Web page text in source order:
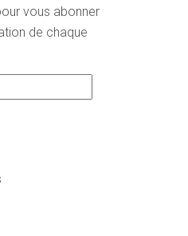
vous abonner
de chaque